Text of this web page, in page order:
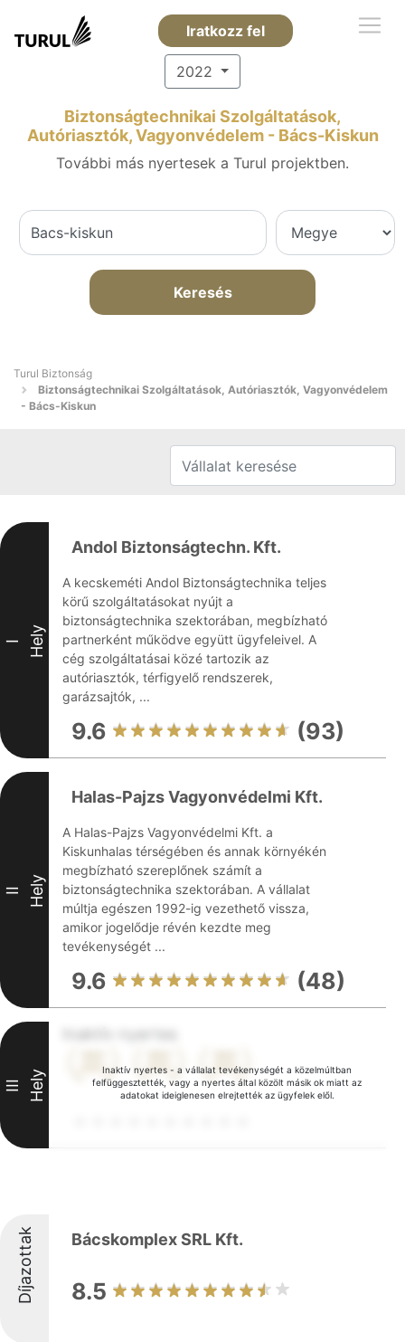
Iratkozz fel
2022
Biztonságtechnikai Szolgáltatások,
Autóriasztók, Vagyonvédelem - Bács-Kiskun
További más nyertesek a Turul projektben.
Keresés
Turul Biztonság
Biztonságtechnikai Szolgáltatások, Autóriasztók, Vagyonvédelem
- Bács-Kiskun
I Hely
Andol Biztonságtechn. Kft.
A kecskeméti Andol Biztonságtechnika teljes
körű szolgáltatásokat nyújt a
biztonságtechnika szektorában, megbízható
partnerként működve együtt ügyfeleivel. A
cég szolgáltatásai közé tartozik az
autóriasztók, térfigyelő rendszerek,
garázsajtók, ...
9.6 (93)
II Hely
Halas-Pajzs Vagyonvédelmi Kft.
A Halas-Pajzs Vagyonvédelmi Kft. a
Kiskunhalas térségében és annak környékén
megbízható szereplőnek számít a
biztonságtechnika szektorában. A vállalat
múltja egészen 1992-ig vezethető vissza,
amikor jogelődje révén kezdte meg
tevékenységét ...
9.6 (48)
Inaktív nyertes - a vállalat tevékenységét a közelmúltban
felfüggesztették, vagy a nyertes által közölt másik ok miatt az
adatokat ideiglenesen elrejtették az ügyfelek elől.
III Hely
Díjazottak Bácskomplex SRL Kft.
8.5